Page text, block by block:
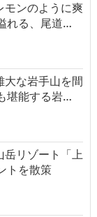
モンのように爽
れる、尾道…
大な岩手山を間
堪能する岩…
岳リゾート「上
トを散策